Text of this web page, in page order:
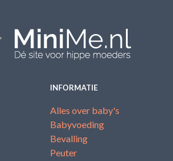
INFORMATIE
Alles over baby's
Babyvoeding
Bevalling
Peuter